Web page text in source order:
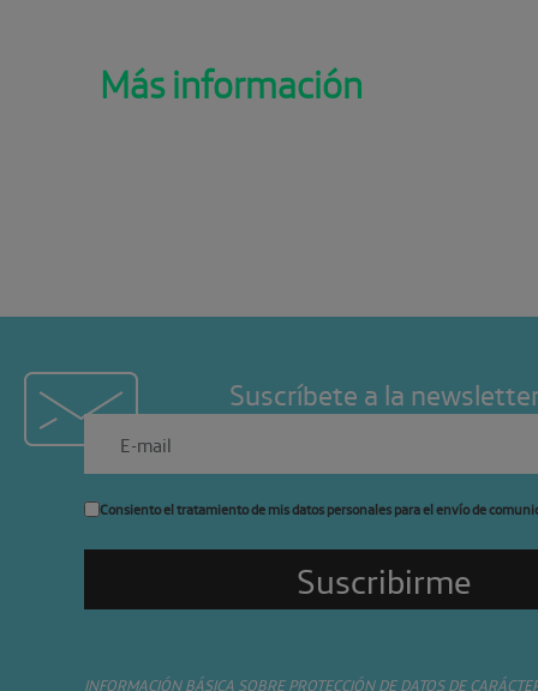
Más información
Suscríbete a la
Consiento el tratamiento de mis datos personales para el envío de
INFORMACIÓN BÁSICA SOBRE PROTECCIÓN DE DATOS DE